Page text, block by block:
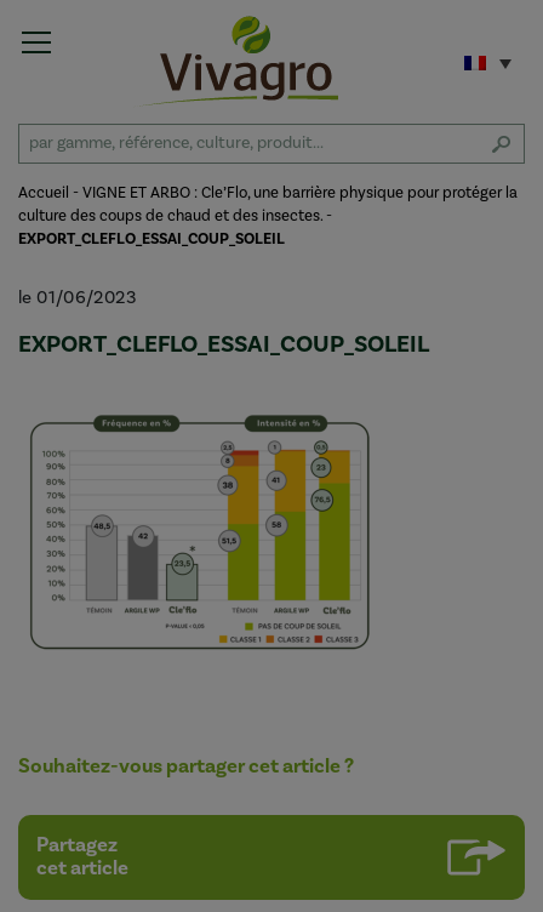
Accueil -VIGNE ET ARBO : Cle’Flo, une barrière physique pour protéger la
culture des coups de chaud et des insectes. -
EXPORT_CLEFLO_ESSAI_COUP_SOLEIL
le 01/06/2023
EXPORT_CLEFLO_ESSAI_COUP_SOLEIL
Souhaitez-vous partager cet article ?
Partagez
cet article